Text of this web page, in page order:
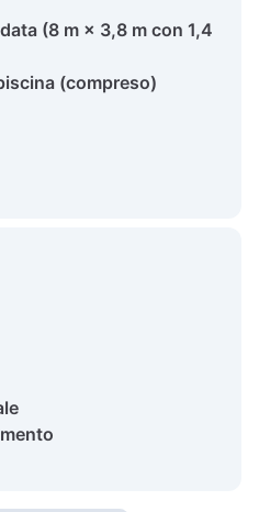
(8 m × 3,8 m con 1,4
(compreso)